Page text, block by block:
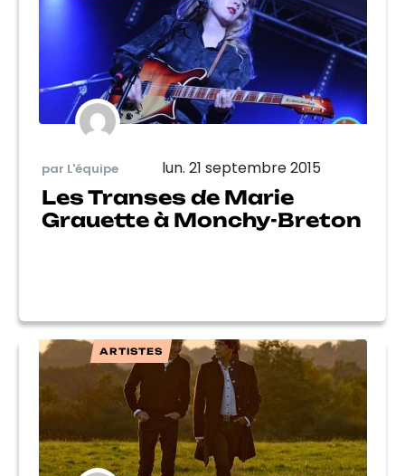
par L'équipe lun. 21 septembre 2015
Les Transes de Marie
Grauette à Monchy-Breton
ARTISTES